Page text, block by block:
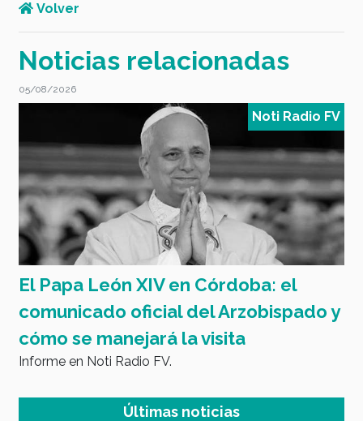
Volver
Noticias relacionadas
05/08/2026
Noti Radio FV
El Papa León XIV en Córdoba: el
comunicado oficial del Arzobispado y
cómo se manejará la visita
Informe en Noti Radio FV.
Últimas noticias